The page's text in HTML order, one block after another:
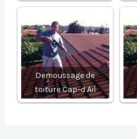
Demoussage de
toiture Cap-d Ail